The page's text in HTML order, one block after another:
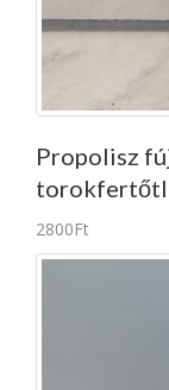
Propolisz
2800Ft